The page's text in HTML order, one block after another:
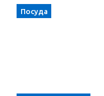
Посуда